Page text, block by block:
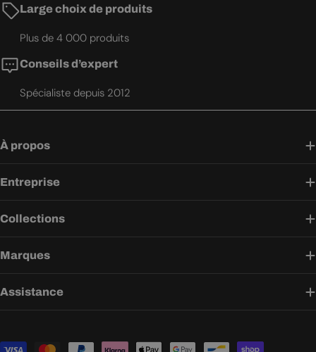
Large choix de produits
Plus de 4 000 produits
Conseils d’expert
Spécialiste depuis 2012
À propos
Entreprise
Collections
Marques
Assistance